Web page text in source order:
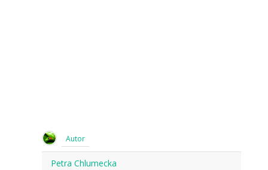
Autor
Petra Chlumecka